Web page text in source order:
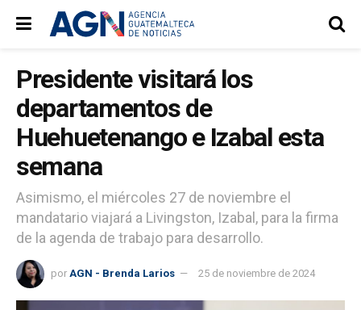
Presidente visitará los
departamentos de
Huehuetenango e Izabal esta
semana
Asimismo, el miércoles 27 de noviembre el
mandatario viajará a Livingston, Izabal, para la firma
de la agenda de trabajo para desarrollo.
por AGN - Brenda Larios 25 de noviembre de 2024